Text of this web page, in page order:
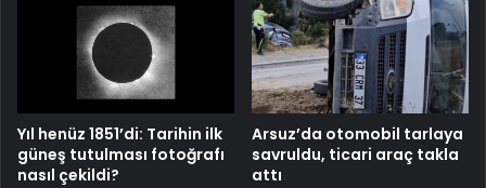
Yıl henüz 1851’di: Tarihin ilk
güneş tutulması fotoğrafı
nasıl çekildi?
Arsuz’da otomobil tarlaya
savruldu, ticari araç takla
attı